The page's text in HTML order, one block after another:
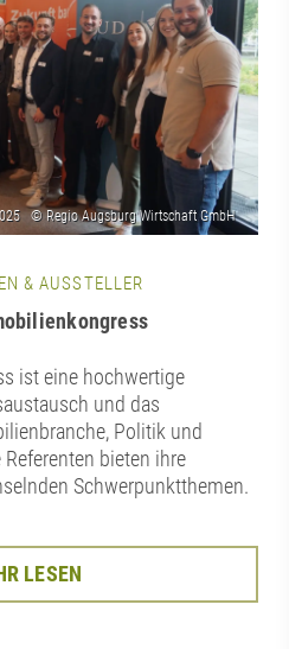
& AUSSTELLER
ist eine hochwertige
und das
Politik und
bieten ihre
Schwerpunktthemen.
LESEN